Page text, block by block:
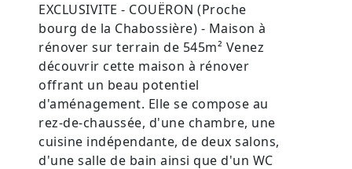
EXCLUSIVITE - COUËRON (Proche
bourg de la Chabossière) - Maison à
rénover sur terrain de 545m² Venez
découvrir cette maison à rénover
offrant un beau potentiel
d'aménagement. Elle se compose au
rez-de-chaussée, d'une chambre, une
cuisine indépendante, de deux salons,
d'une salle de bain ainsi que d'un WC